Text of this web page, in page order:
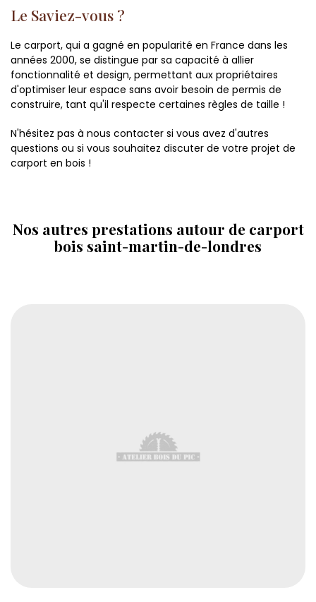
Le Saviez-vous ?
Le carport, qui a gagné en popularité en France dans les
années 2000, se distingue par sa capacité à allier
fonctionnalité et design, permettant aux propriétaires
d'optimiser leur espace sans avoir besoin de permis de
construire, tant qu'il respecte certaines règles de taille !
N'hésitez pas à nous contacter si vous avez d'autres
questions ou si vous souhaitez discuter de votre projet de
carport en bois !
Nos autres prestations autour de carport
bois saint-martin-de-londres